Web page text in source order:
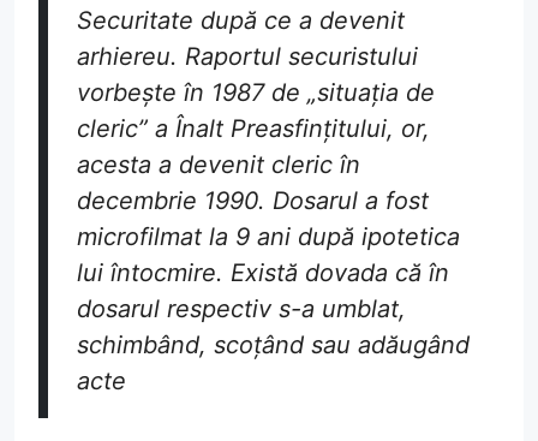
Securitate după ce a devenit
arhiereu. Raportul securistului
vorbește în 1987 de „situația de
cleric” a Înalt Preasfințitului, or,
acesta a devenit cleric în
decembrie 1990. Dosarul a fost
microfilmat la 9 ani după ipotetica
lui întocmire. Există dovada că în
dosarul respectiv s-a umblat,
schimbând, scoțând sau adăugând
acte